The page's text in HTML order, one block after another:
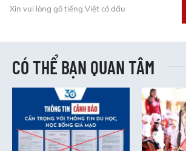
Xin vui lòng gõ tiếng Việt có dấu
CÓ THỂ BẠN QUAN TÂM